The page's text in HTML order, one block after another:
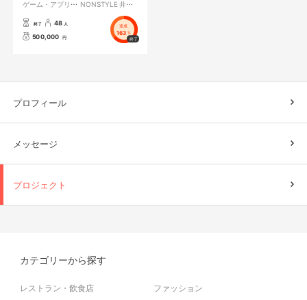
ゲーム・アプリ開発
NONSTYLE 井上 365
終了 48 人
500,000 円
達成
163 %
プロフィール
メッセージ
プロジェクト
カテゴリーから探す
レストラン・飲食店 ファッション